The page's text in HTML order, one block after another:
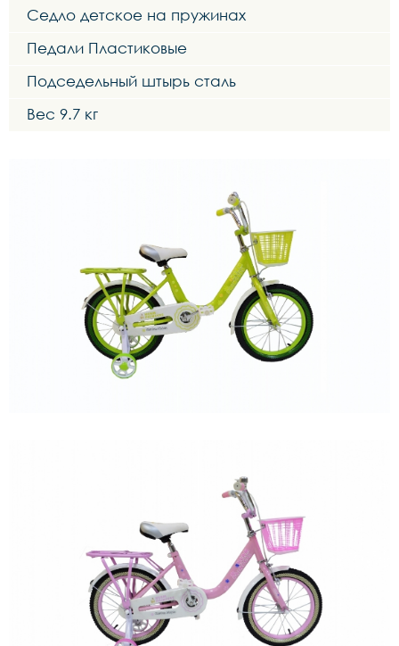
Седло детское на пружинах
Педали Пластиковые
Подседельный штырь сталь
Вес 9.7 кг